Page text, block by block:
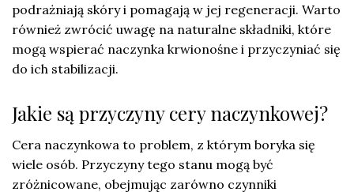
podrażniają skóry i pomagają w jej regeneracji. Warto
również zwrócić uwagę na naturalne składniki, które
mogą wspierać naczynka krwionośne i przyczyniać się
do ich stabilizacji.
Jakie są przyczyny cery naczynkowej?
Cera naczynkowa to problem, z którym boryka się
wiele osób. Przyczyny tego stanu mogą być
zróżnicowane, obejmując zarówno czynniki